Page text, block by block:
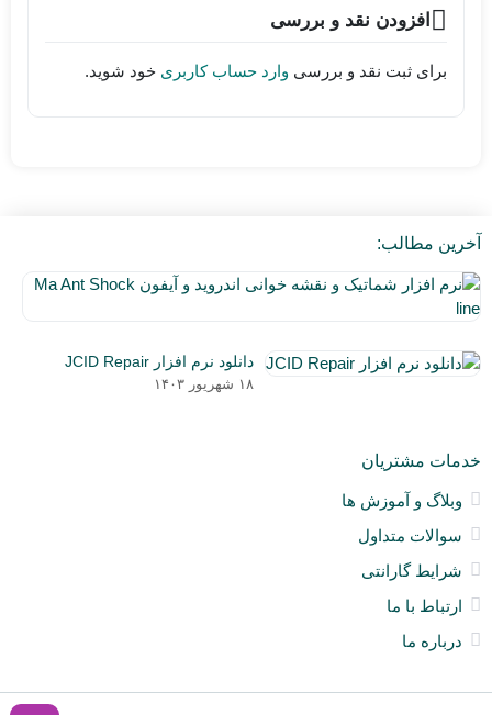
افزودن نقد و بررسی
برای ثبت نقد و بررسی وارد حساب کاربری خود شوید.
آخرین مطالب:
دانلود نرم افزار JCID Repair
۱۸ شهریور ۱۴۰۳
خدمات مشتریان
وبلاگ و آموزش ها
سوالات متداول
شرایط گارانتی
ارتباط با ما
درباره ما